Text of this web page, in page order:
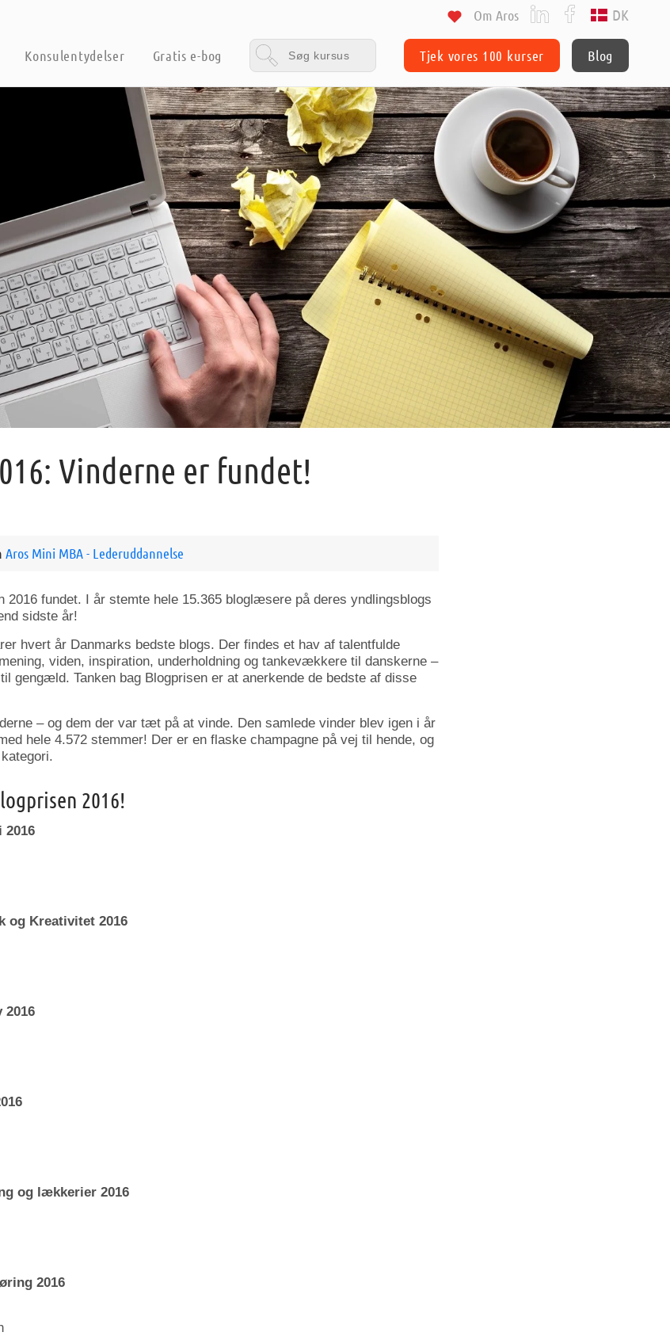
Konsulentydelser Gratis e-bog Tjek vores 100 kurser Blog
Om Aros DK
Vinderne er fundet!
Aros Mini MBA - Lederuddannelse
2016 fundet. I år stemte hele 15.365 bloglæsere på deres yndlingsblogs
sidste år!
hvert år Danmarks bedste blogs. Der findes et hav af talentfulde
viden, inspiration, underholdning og tankevækkere til danskerne –
gengæld. Tanken bag Blogprisen er at anerkende de bedste af disse
– og dem der var tæt på at vinde. Den samlede vinder blev igen i år
hele 4.572 stemmer! Der er en flaske champagne på vej til hende, og
2016!
2016
og Kreativitet 2016
2016
og lækkerier 2016
2016